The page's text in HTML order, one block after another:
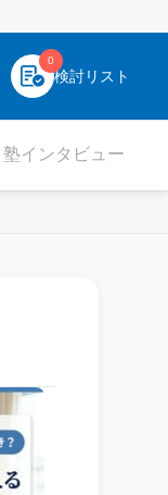
0
検討リスト
塾インタビュー